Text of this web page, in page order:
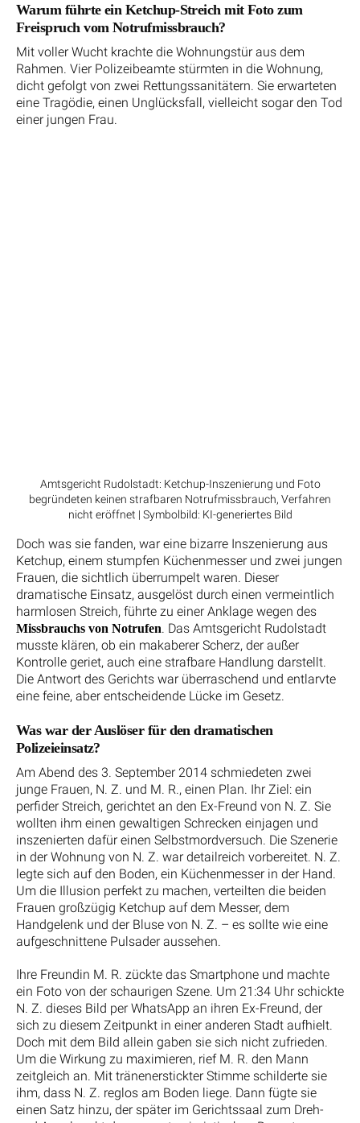
Warum führte ein Ketchup-Streich mit Foto zum
Freispruch vom Notrufmissbrauch?
Mit voller Wucht krachte die Wohnungstür aus dem
Rahmen. Vier Polizeibeamte stürmten in die Wohnung,
dicht gefolgt von zwei Rettungssanitätern. Sie erwarteten
eine Tragödie, einen Unglücksfall, vielleicht sogar den Tod
einer jungen Frau.
Amtsgericht Rudolstadt: Ketchup-Inszenierung und Foto
begründeten keinen strafbaren Notrufmissbrauch, Verfahren
nicht eröffnet | Symbolbild: KI-generiertes Bild
Doch was sie fanden, war eine bizarre Inszenierung aus
Ketchup, einem stumpfen Küchenmesser und zwei jungen
Frauen, die sichtlich überrumpelt waren. Dieser
dramatische Einsatz, ausgelöst durch einen vermeintlich
harmlosen Streich, führte zu einer Anklage wegen des
Missbrauchs von Notrufen. Das Amtsgericht Rudolstadt
musste klären, ob ein makaberer Scherz, der außer
Kontrolle geriet, auch eine strafbare Handlung darstellt.
Die Antwort des Gerichts war überraschend und entlarvte
eine feine, aber entscheidende Lücke im Gesetz.
Was war der Auslöser für den dramatischen
Polizeieinsatz?
Am Abend des 3. September 2014 schmiedeten zwei
junge Frauen, N. Z. und M. R., einen Plan. Ihr Ziel: ein
perfider Streich, gerichtet an den Ex-Freund von N. Z. Sie
wollten ihm einen gewaltigen Schrecken einjagen und
inszenierten dafür einen Selbstmordversuch. Die Szenerie
in der Wohnung von N. Z. war detailreich vorbereitet. N. Z.
legte sich auf den Boden, ein Küchenmesser in der Hand.
Um die Illusion perfekt zu machen, verteilten die beiden
Frauen großzügig Ketchup auf dem Messer, dem
Handgelenk und der Bluse von N. Z. – es sollte wie eine
aufgeschnittene Pulsader aussehen.
Ihre Freundin M. R. zückte das Smartphone und machte
ein Foto von der schaurigen Szene. Um 21:34 Uhr schickte
N. Z. dieses Bild per WhatsApp an ihren Ex-Freund, der
sich zu diesem Zeitpunkt in einer anderen Stadt aufhielt.
Doch mit dem Bild allein gaben sie sich nicht zufrieden.
Um die Wirkung zu maximieren, rief M. R. den Mann
zeitgleich an. Mit tränenerstickter Stimme schilderte sie
ihm, dass N. Z. reglos am Boden liege. Dann fügte sie
einen Satz hinzu, der später im Gerichtssaal zum Dreh-